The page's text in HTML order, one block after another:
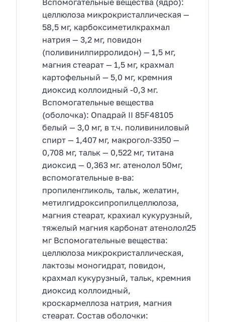
целлюлоза микрокристаллическая —
58,5 мг, карбоксиметилкрахмал
натрия — 3,2 мг, повидон
(поливинилпирролидон) — 1,5 мг,
магния стеарат — 1,5 мг, крахмал
картофельный — 5,0 мг, кремния
диоксид коллоидный -0,3 мг.
Вспомогательные вещества
(оболочка): Опадрай II 85F48105
белый — 3,0 мг, в т.ч. поливиниловый
спирт — 1,407 мг, макрогол-3350 —
0,708 мг, тальк — 0,522 мг, титана
диоксид — 0,363 мг. атенолол 50мг,
вспомогательные в-ва:
пропиленгликоль, тальк, желатин,
метилгидроксипропилцеллюлоза,
магния стеарат, крахиал кукурузный,
тяжелый магния карбонат атенолол25
мг Вспомогательные вещества:
целлюлоза микрокристаллическая,
лактозы моногидрат, повидон,
крахмал кукурузный, тальк, кремния
диоксид коллоидный,
кроскармеллоза натрия, магния
стеарат. Состав оболочки: